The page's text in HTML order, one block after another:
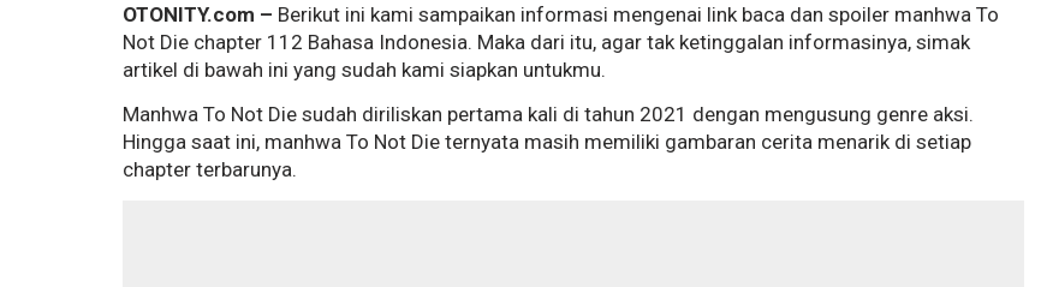
OTONITY.com – Berikut ini kami sampaikan informasi mengenai link baca dan spoiler manhwa To
Not Die chapter 112 Bahasa Indonesia. Maka dari itu, agar tak ketinggalan informasinya, simak
artikel di bawah ini yang sudah kami siapkan untukmu.
Manhwa To Not Die sudah diriliskan pertama kali di tahun 2021 dengan mengusung genre aksi.
Hingga saat ini, manhwa To Not Die ternyata masih memiliki gambaran cerita menarik di setiap
chapter terbarunya.